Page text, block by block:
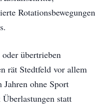
Rotationsbewegungen
übertrieben
rät Stedtfeld vor allem
Jahren ohne Sport
statt